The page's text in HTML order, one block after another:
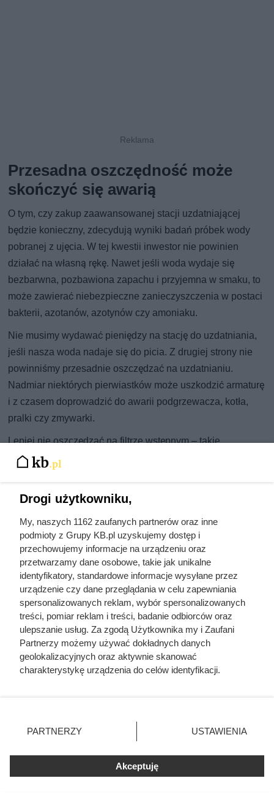
Przesadna oszczędność może
skończyć się awarią
O tym, czy zakup zaawansowanej stacji uzdatniającej
będzie konieczny, zdecydują wyniki badań próbek wody
pobranej z ujęcia. W tej kwestii inwestor nie powinien
działać na własną rękę. Nawet jeśli woda wydaje się
bezbarwna, pozbawiona zapachu i przyjemna w smaku, to
może zawierać niebezpieczne zanieczyszczenia w postaci
bakterii, azotanów, azotynów czy amoniaku.
Nie musimy wydawać pieniędzy na stację do uzdatniania,
jeśli nasza woda nadaje się do picia. Z drugiej strony nie
powinniśmy przesadnie oszczędzać na uzdatnianiu.
Nadmiar niektórych pierwiastków może uszkodzić armaturę
i z czasem doprowadzić do awarii podgrzewacza, kotła,
pralki czy zmywarki.
Lepiej nie oszczędzać na filtrze wstępnym – takie
urządzenie zawsze musi być dopasowane do skali
zanieczyszczeń. Prosty filtr narurowy z wkładem
dużej zawartości żelaza okaże się mało wydajny i będzie
wymagał częstej konserwacji. W tej sytuacji należy
poszukać złotego środka – inwestor nie musi przepłacać,
ale powinien skupić się na dopasowaniu systemu
oczyszczającego do konkretnego ujęcia wody.
Czytaj także:
Co zamiast kostki brukowej? Inwestorzy coraz
częściej stawiają na to rozwiązanie
okrętu. Mroczny przypadek żołnierza z Polski
Ta Polka trzymała w garści europejską elitę. Jej
majątek i osiągnięcia przyprawiają o zawrót głowy
Drogi użytkowniku,
My, naszych 1162 zaufanych partnerów oraz inne
podmioty z Grupy KB.pl uzyskujemy dostęp i
przechowujemy informacje na urządzeniu oraz
przetwarzamy dane osobowe, takie jak unikalne
identyfikatory, standardowe informacje wysyłane przez
urządzenie czy dane przeglądania w celu zapewniania
spersonalizowanych reklam, wybór spersonalizowanych
treści, pomiar reklam i treści, badanie odbiorców oraz
ulepszanie usług. Za zgodą Użytkownika my i Zaufani
Partnerzy możemy używać dokładnych danych
geolokalizacyjnych oraz aktywnie skanować
charakterystykę urządzenia do celów identyfikacji.
zmienić/wycofać klikając przycisk ustawień prywatności
znajdujący się w lewym dolnym rogu strony. Niektóre
użytkownika, ale masz prawo sprzeciwić się takiemu
przetwarzaniu. Preferencje będą miały zastosowania tylko
PARTNERZY USTAWIENIA
Akceptuję